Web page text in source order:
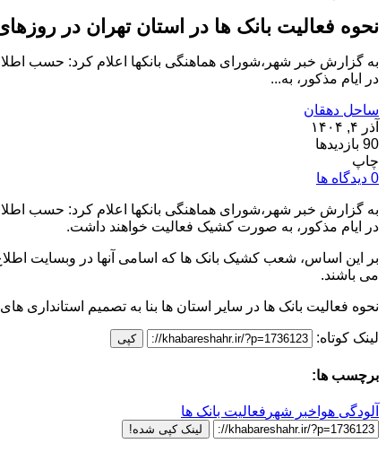
نحوه فعالیت بانک ها در استان تهران در
به گزارش خبر شهر،شورای هماهنگی بانکها اعلام کرد: حسب
در ایام مذکور، به...
ساحل دهقان
آذر ۴, ۱۴۰۴
90 بازدیدها
چاپ
0 دیدگاه ها
به گزارش خبر شهر،شورای هماهنگی بانکها اعلام کرد: حسب
در ایام مذکور، به صورت کشیک فعالیت خواهند داشت.
بر این اساس، شعب کشیک بانک ها که اسامی آنها در وبسایت
می باشند.
نحوه فعالیت بانک ها در سایر استان ها بنا به تصمیم استانداری
لینک کوتاه: کپی
برچسب ها:
آلودگی هوا خبر شهر فعالیت بانک ها
لینک کپی شده!